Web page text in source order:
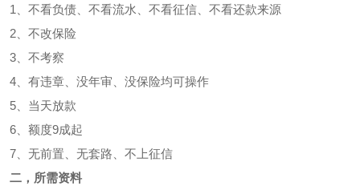
1、不看负债、不看流水、不看征信、不看还款来源
2、不改保险
3、不考察
4、有违章、没年审、没保险均可操作
5、当天放款
6、额度9成起
7、无前置、无套路、不上征信
二，所需资料